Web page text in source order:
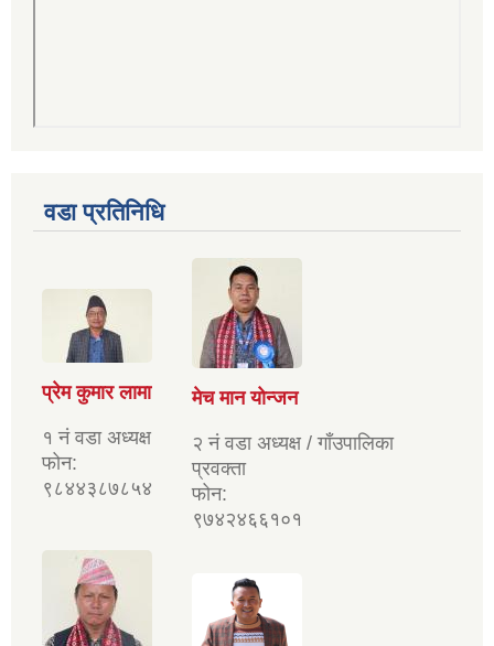
वडा प्रतिनिधि
प्रेम कुमार लामा
१ नं वडा अध्यक्ष
फोन:
९८४४३८७८५४
मेच मान योन्जन
२ नं वडा अध्यक्ष / गाँउपालिका
प्रवक्ता
फोन:
९७४२४६६१०१